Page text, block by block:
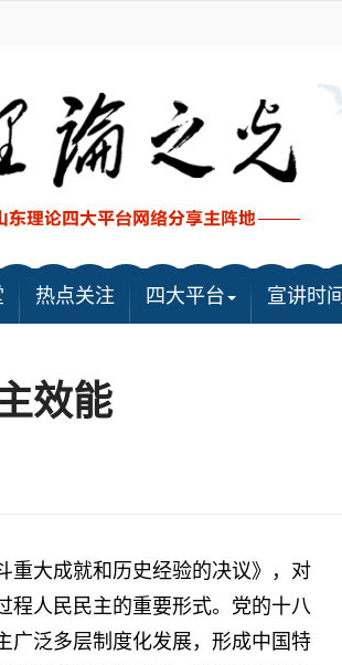
热点关注 四大平台 宣讲时间
效能
大成就和历史经验的决议》，对
程人民民主的重要形式。党的十八
广泛多层制度化发展，形成中国特